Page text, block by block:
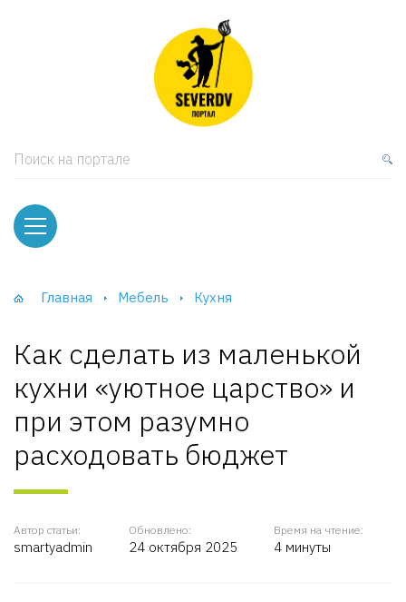
Поиск на портале
Главная Мебель Кухня
Как сделать из маленькой
кухни «уютное царство» и
при этом разумно
расходовать бюджет
Автор статьи:
smartyadmin
Обновлено:
24 октября 2025
Время на чтение:
4 минуты
и тумбы